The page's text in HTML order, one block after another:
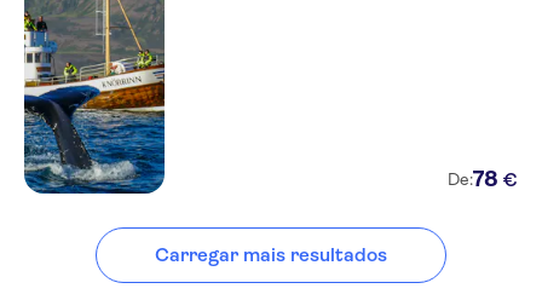
-Meeting Point. Myvatn -
Berjaya Iceland Hotels Car Park
@ Hike & Bike Information
Centre
Saga Travel
Arriving from Hverfjall Crater
Sunrise Hike
Akureyri Harbor Cruise
Terminal
De:78 €
Carregar mais resultados